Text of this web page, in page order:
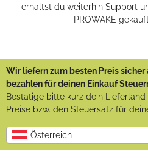
erhältst du weiterhin Support
PROWAKE
Wir liefern zum besten Preis
bezahlen für deinen Einkauf
Bestätige bitte kurz dein
Preise bzw. den Steuersatz für
Österreich